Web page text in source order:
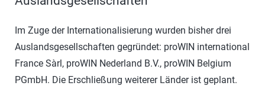
Im Zuge der Internationalisierung wurden bisher drei
Auslandsgesellschaften gegründet: proWIN international
France Sàrl, proWIN Nederland B.V., proWIN Belgium
PGmbH. Die Erschließung weiterer Länder ist geplant.